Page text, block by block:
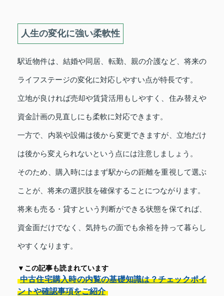
人生の変化に強い柔軟性
駅近物件は、結婚や同居、転勤、親の介護など、将来の
ライフステージの変化に対応しやすい点が特長です。
立地が良ければ売却や賃貸活用もしやすく、住み替えや
資金計画の見直しにも柔軟に対応できます。
一方で、内装や設備は後から変更できますが、立地だけ
は後から変えられないという点には注意しましょう。
そのため、購入時にはまず駅からの距離を重視して選ぶ
ことが、将来の選択肢を確保することにつながります。
将来も売る・貸すという判断ができる状態を保てれば、
資金面だけでなく、気持ちの面でも余裕を持って暮らし
やすくなります。
▼この記事も読まれています
中古住宅購入時の内覧の基礎知識は？チェックポイ
ントや確認事項をご紹介